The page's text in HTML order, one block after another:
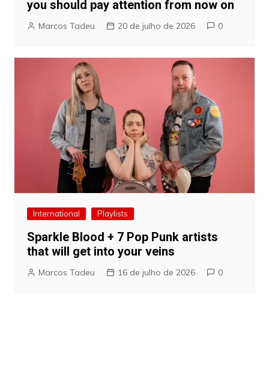
you should pay attention from now on
Marcos Tadeu 20 de julho de 2026 0
International Playlists
Sparkle Blood + 7 Pop Punk artists
that will get into your veins
Marcos Tadeu 16 de julho de 2026 0